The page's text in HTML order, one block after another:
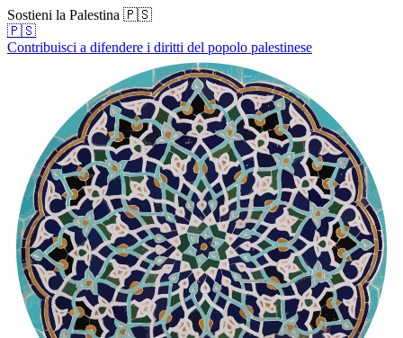
Sostieni la Palestina 🇵🇸
🇵🇸
Contribuisci a difendere i diritti del popolo palestinese